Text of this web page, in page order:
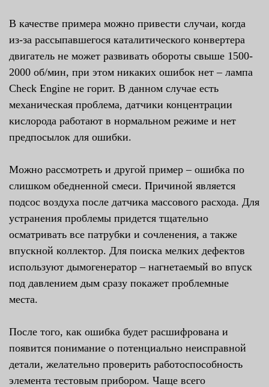
В качестве примера можно привести случаи, когда
из-за рассыпавшегося каталитического конвертера
двигатель не может развивать обороты свыше 1500-
2000 об/мин, при этом никаких ошибок нет – лампа
Check Engine не горит. В данном случае есть
механическая проблема, датчики концентрации
кислорода работают в нормальном режиме и нет
предпосылок для ошибки.
Можно рассмотреть и другой пример – ошибка по
слишком обедненной смеси. Причиной является
подсос воздуха после датчика массового расхода. Для
устранения проблемы придется тщательно
осматривать все патрубки и сочленения, а также
впускной коллектор. Для поиска мелких дефектов
используют дымогенератор – нагнетаемый во впуск
под давлением дым сразу покажет проблемные
места.
После того, как ошибка будет расшифрована и
появится понимание о потенциально неисправной
детали, желательно проверить работоспособность
элемента тестовым прибором. Чаще всего